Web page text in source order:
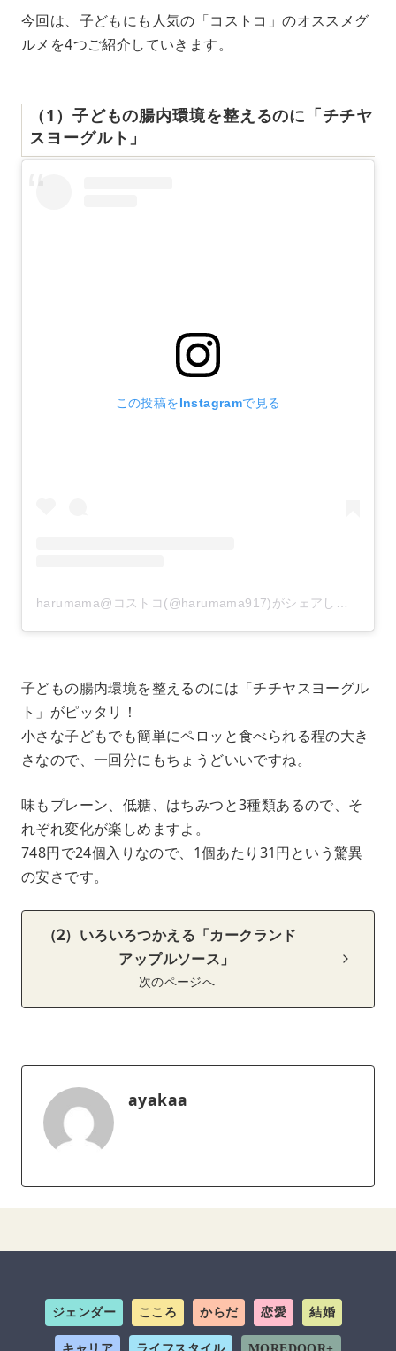
今回は、子どもにも人気の「コストコ」のオススメグ
ルメを4つご紹介していきます。
（1）子どもの腸内環境を整えるのに「チチヤ
スヨーグルト」
この投稿をInstagramで見る
harumama@コストコ(@harumama917)がシェアした投稿
子どもの腸内環境を整えるのには「チチヤスヨーグル
ト」がピッタリ！
小さな子どもでも簡単にペロッと食べられる程の大き
さなので、一回分にもちょうどいいですね。
味もプレーン、低糖、はちみつと3種類あるので、そ
れぞれ変化が楽しめますよ。
748円で24個入りなので、1個あたり31円という驚異
の安さです。
（2）いろいろつかえる「カークランド
アップルソース」
次のページへ
ayakaa
ジェンダー こころ からだ 恋愛 結婚